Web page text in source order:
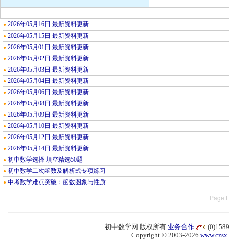
● 2026年05月16日 最新资料更新
● 2026年05月15日 最新资料更新
● 2026年05月01日 最新资料更新
● 2026年05月02日 最新资料更新
● 2026年05月03日 最新资料更新
● 2026年05月04日 最新资料更新
● 2026年05月06日 最新资料更新
● 2026年05月08日 最新资料更新
● 2026年05月09日 最新资料更新
● 2026年05月10日 最新资料更新
● 2026年05月12日 最新资料更新
● 2026年05月14日 最新资料更新
● 初中数学选择 填空精选50题
● 初中数学二次函数及解析式专项练习
● 中考数学难点突破：函数图象与性质
Page
初中数学网 版权所有 业务合作
Copyright © 2003-2026